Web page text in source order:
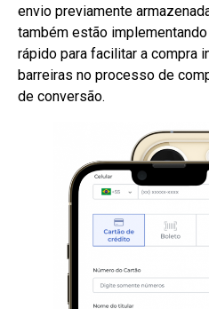
envio previamente
também estão
rápido para facilitar a compra
barreiras no processo de
de conversão.